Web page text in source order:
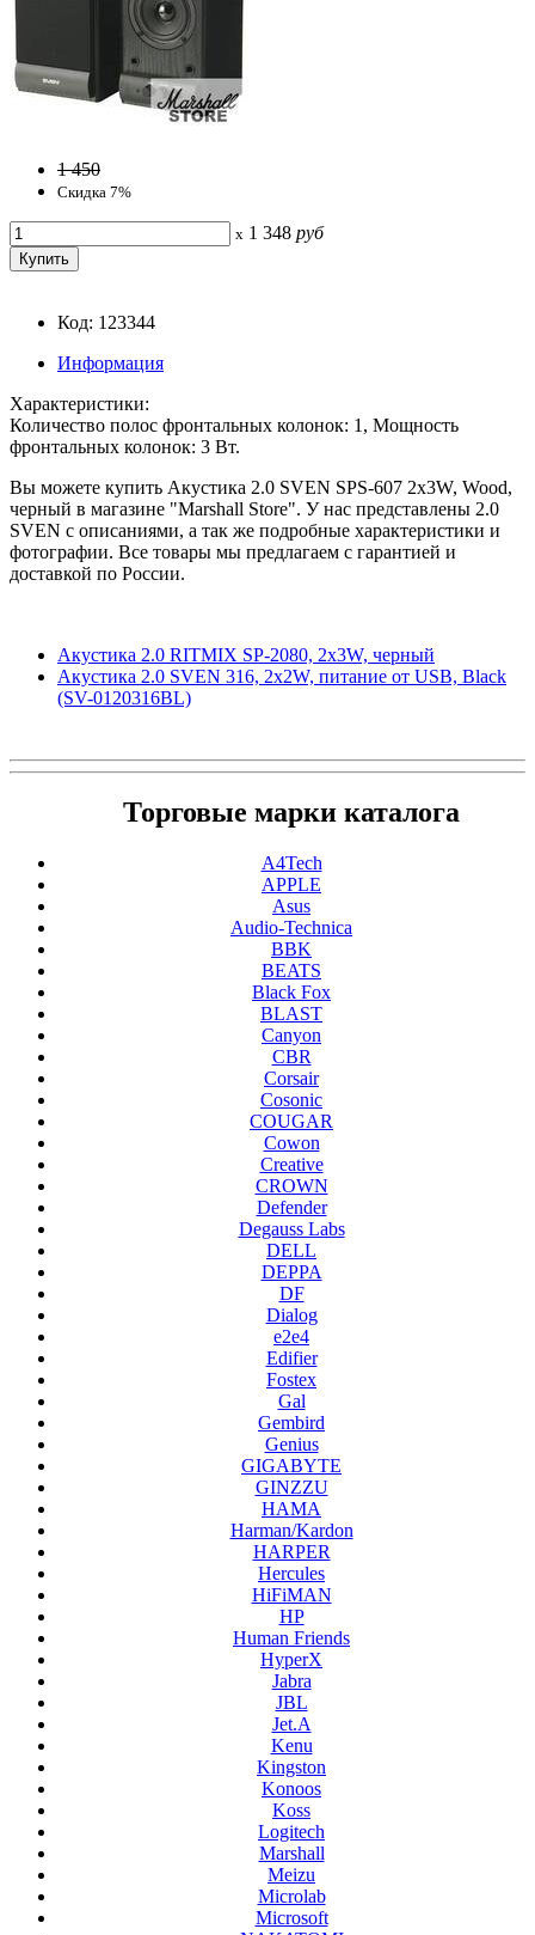
1 450
Скидка 7%
x 1 348 руб
Код: 123344
Информация
Характеристики:
Количество полос фронтальных колонок: 1, Мощность
фронтальных колонок: 3 Вт.
Вы можете купить Акустика 2.0 SVEN SPS-607 2x3W, Wood,
черный в магазине "Marshall Store". У нас представлены 2.0
SVEN с описаниями, а так же подробные характеристики и
фотографии. Все товары мы предлагаем с гарантией и
доставкой по России.
Акустика 2.0 RITMIX SP-2080, 2x3W, черный
Акустика 2.0 SVEN 316, 2x2W, питание от USB, Black
(SV-0120316BL)
Торговые марки каталога
A4Tech
APPLE
Asus
Audio-Technica
BBK
BEATS
Black Fox
BLAST
Canyon
CBR
Corsair
Cosonic
COUGAR
Cowon
Creative
CROWN
Defender
Degauss Labs
DELL
DEPPA
DF
Dialog
e2e4
Edifier
Fostex
Gal
Gembird
Genius
GIGABYTE
GINZZU
HAMA
Harman/Kardon
HARPER
Hercules
HiFiMAN
HP
Human Friends
HyperX
Jabra
JBL
Jet.A
Kenu
Kingston
Konoos
Koss
Logitech
Marshall
Meizu
Microlab
Microsoft